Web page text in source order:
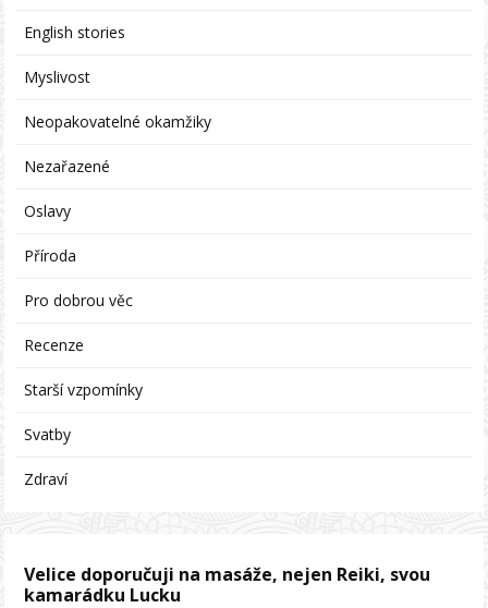
English stories
Myslivost
Neopakovatelné okamžiky
Nezařazené
Oslavy
Příroda
Pro dobrou věc
Recenze
Starší vzpomínky
Svatby
Zdraví
Velice doporučuji na masáže, nejen Reiki, svou
kamarádku Lucku